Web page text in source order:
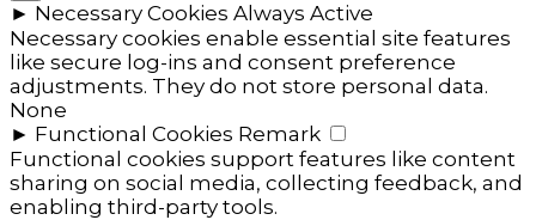
► Necessary Cookies Always Active
Necessary cookies enable essential site features
like secure log-ins and consent preference
adjustments. They do not store personal data.
None
► Functional Cookies Remark
Functional cookies support features like content
sharing on social media, collecting feedback, and
enabling third-party tools.